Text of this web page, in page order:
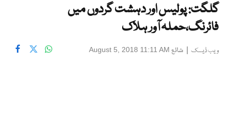
گلگت: پولیس اور دہشت گردوں میں
فائرنگ،حملہ آور ہلاک
ویب ڈیسک | شائع August 5, 2018 11:11 AM